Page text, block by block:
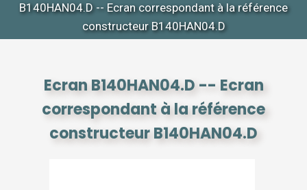
B140HAN04.D -- Ecran correspondant à la référence
constructeur B140HAN04.D
Ecran B140HAN04.D -- Ecran
correspondant à la référence
constructeur B140HAN04.D